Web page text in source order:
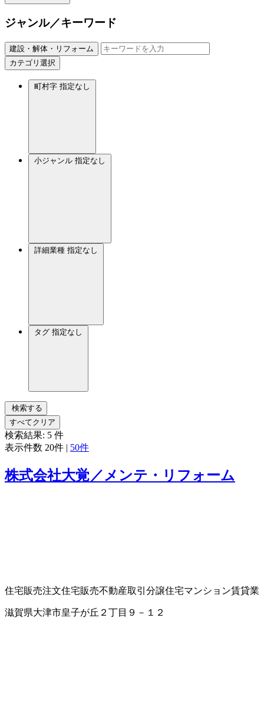
ジャンル／キーワード
建設・解体・リフォーム
カテゴリ選択
町村字 指定なし
小ジャンル 指定なし
詳細業種 指定なし
タグ 指定なし
検索する
すべてクリア
検索結果: 5 件
表示件数 20件 | 50件
株式会社大覚／メンテ・リフォーム
住宅販売注文住宅販売不動産取引 分譲住宅マンション賃貸業
滋賀県大津市皇子が丘２丁目９－１２